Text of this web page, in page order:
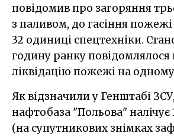
повідомив про загоряння
з паливом, до гасіння
32 одиниці спецтехніки.
годину ранку повідомлялося
ліквідацію пожежі на одному
Як відзначили у Генштабі
нафтобаза "Польова" налічує
(на супутникових знімках